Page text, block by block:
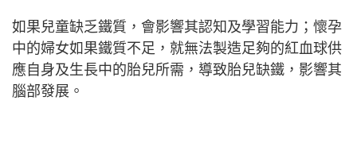
如果兒童缺乏鐵質，會影響其認知及學習能力；懷孕
中的婦女如果鐵質不足，就無法製造足夠的紅血球供
應自身及生長中的胎兒所需，導致胎兒缺鐵，影響其
腦部發展。